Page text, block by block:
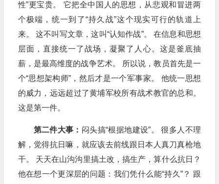
性”更宝贵。 它把全中国人的思想，从悲观和冒进两
个极端，统一到了“持久战”这个现实可行的轨道上
来。 这不叫写文章，这叫“认知作战”。 在信息和思想
层面，直接统一了战场，凝聚了人心。这是釜底抽
薪，是最高维度的战争艺术。 所以说，教员首先是一
个“思想架构师”，然后才是一个军事家。 他统一思想
的威力，远远超过了黄埔军校所有战术教官的总和。
这是第一件。
第二件大事： 闷头搞“根据地建设”。 很多人不理
解，觉得抗日嘛，就应该去前线跟日本人真刀真枪地
干。 天天在山沟沟里搞土改，搞生产，算什么抗日？
他在想一个更深层的问题：我们凭什么能“持久”？ 跟